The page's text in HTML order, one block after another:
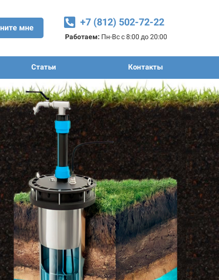
мне +7 (812) 502-72-22
Работаем: Пн-Вс с 8:00 до 20:00
Статьи Контакты